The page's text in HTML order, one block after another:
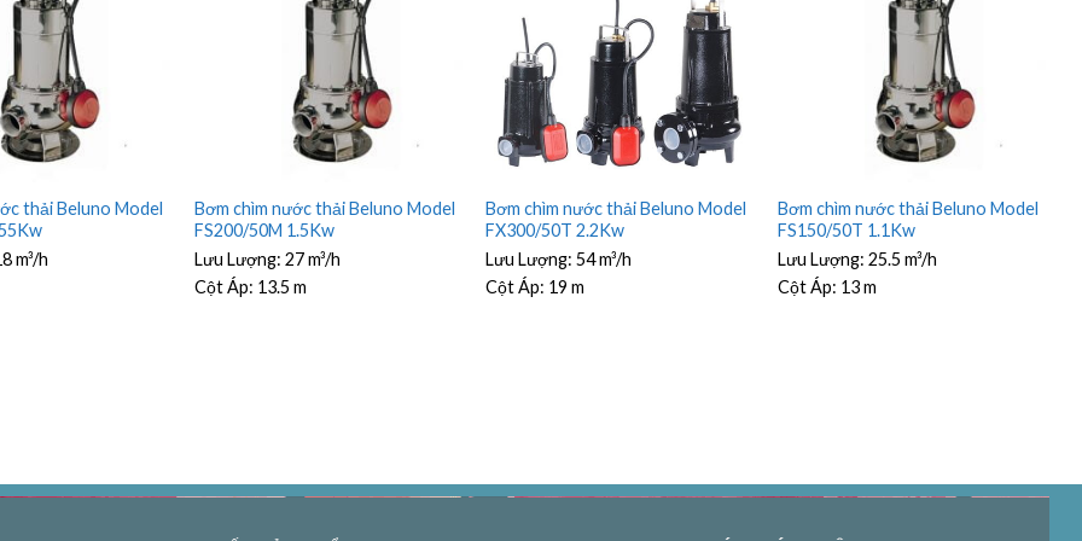
thải Beluno Model
m³/h
Bơm chìm nước thải Beluno Model
FS200/50M 1.5Kw
Lưu Lượng: 27 m³/h
Cột Áp: 13.5 m
Bơm chìm nước thải Beluno Model
FX300/50T 2.2Kw
Lưu Lượng:54 m³/h
Cột Áp: 19 m
Bơm chìm nước thải Beluno Model
FS150/50T 1.1Kw
Lưu Lượng:25.5 m³/h
Cột Áp: 13 m